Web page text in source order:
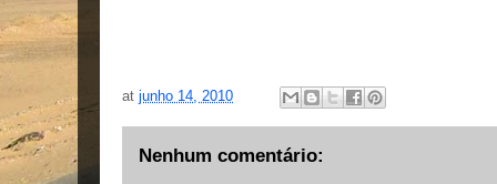
at junho 14, 2010
Nenhum comentário: